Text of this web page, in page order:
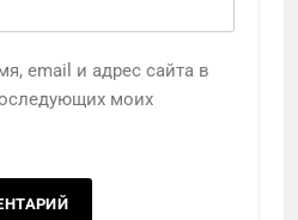
email и адрес сайта в
моих